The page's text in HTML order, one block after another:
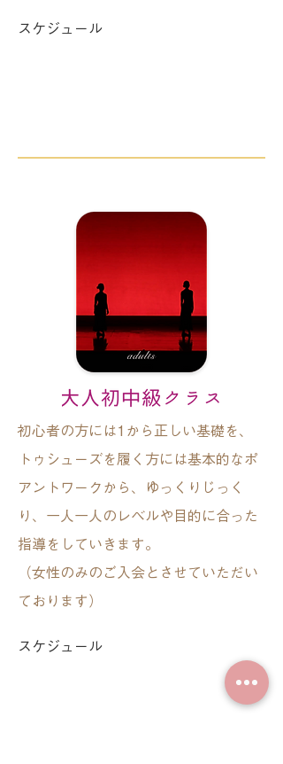
スケジュール
初心者の方には1から正しい基礎を、
トゥシューズを履く方には基本的なポ
アントワークから、ゆっくりじっく
り、一人一人のレベルや目的に合った
指導をしていきます。
（女性のみのご入会とさせていただい
ております）
スケジュール